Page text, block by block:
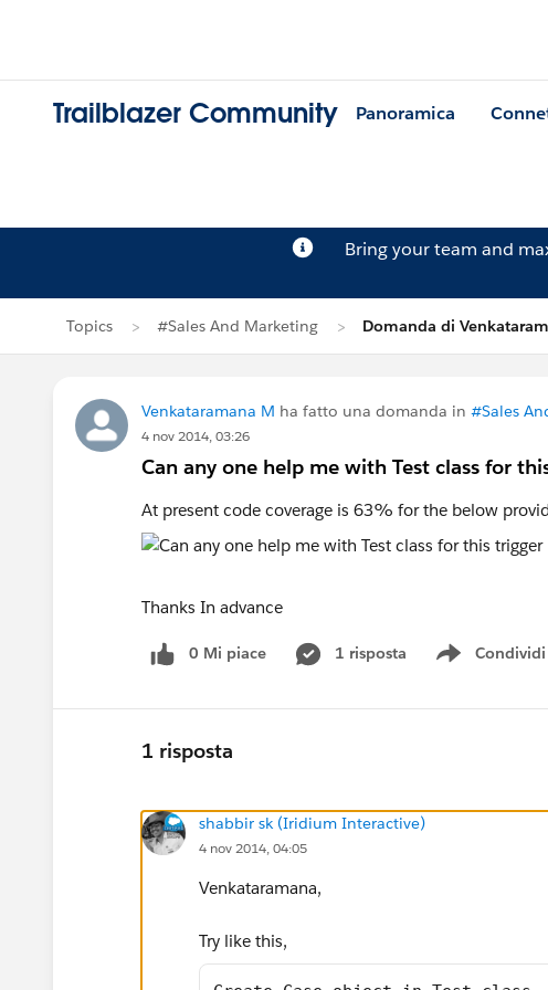
Trailblazer Community Panoramica
Bring your team and
Topics #Sales And Marketing Domanda di
Venkataramana M ha fatto una domanda in #Sales
4 nov 2014, 03:26
Can any one help me with Test class for
At present code coverage is 63% for the below
Thanks In advance
0 Mi piace 1 risposta Condividi
Show menu
1 risposta
shabbir sk (Iridium Interactive)
4 nov 2014, 04:05
Venkataramana,
Try like this,